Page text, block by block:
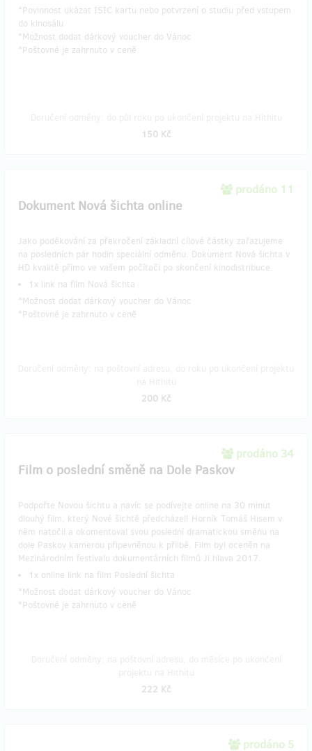
*Povinnost ukázat ISIC kartu nebo potvrzení o studiu před vstupem
do kinosálu
*Možnost dodat dárkový voucher do Vánoc
*Poštovné je zahrnuto v ceně
150 Kč
prodáno 11
​Dokument Nová šichta online
Jako poděkování za překročení základní cílové částky zařazujeme
na posledních pár hodin speciální odměnu. Dokument Nová šichta v
HD kvalitě přímo ve vašem počítači po skončení kinodistribuce.
1x link na film Nová šichta
*Možnost dodat dárkový voucher do Vánoc
*Poštovné je zahrnuto v ceně
200 Kč
prodáno 34
Film o poslední směně na Dole Paskov
Podpořte Novou šichtu a navíc se podívejte online na 30 minut
dlouhý film, který Nové šichtě předcházel! Horník Tomáš Hisem v
něm natočil a okomentoval svou poslední dramatickou směnu na
dole Paskov kamerou připevněnou k přilbě. Film byl oceněn na
Mezinárodním festivalu dokumentárních filmů Ji.hlava 2017.
1x online link na film Poslední šichta
*Možnost dodat dárkový voucher do Vánoc
*Poštovné je zahrnuto v ceně
222 Kč
prodáno 5